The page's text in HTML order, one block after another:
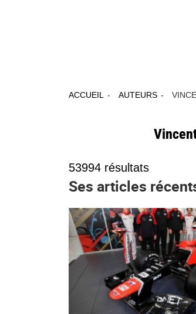
ACCUEIL AUTEURS
53994 résultats
Ses articles